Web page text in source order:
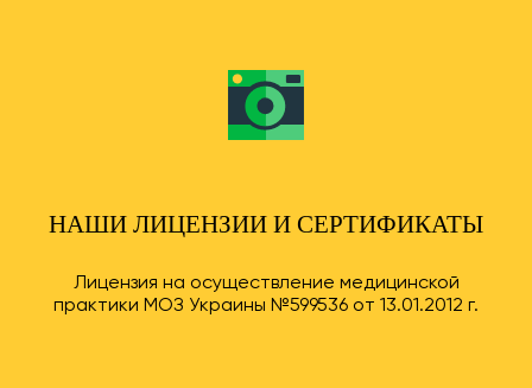
НАШИ ЛИЦЕНЗИИ И СЕРТИФИКАТЫ
Лицензия на осуществление медицинской
практики МОЗ Украины №599536 от 13.01.2012 г.